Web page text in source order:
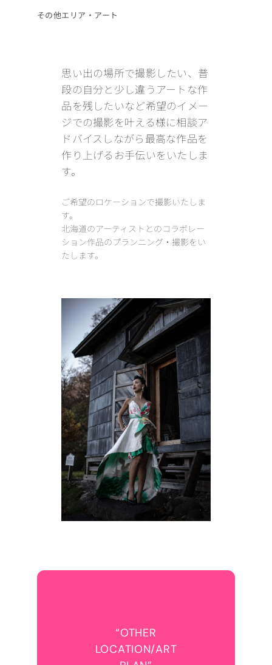
その他エリア・アート
思い出の場所で撮影したい、普
段の自分と少し違うアートな作
品を残したいなど希望のイメー
ジでの撮影を叶える様に相談ア
ドバイスしながら最高な作品を
作り上げるお手伝いをいたしま
す。
ご希望のロケーションで撮影いたしま
す。
北海道のアーティストとのコラボレー
ション作品のプランニング・撮影をい
たします。
“OTHER
LOCATION/ART